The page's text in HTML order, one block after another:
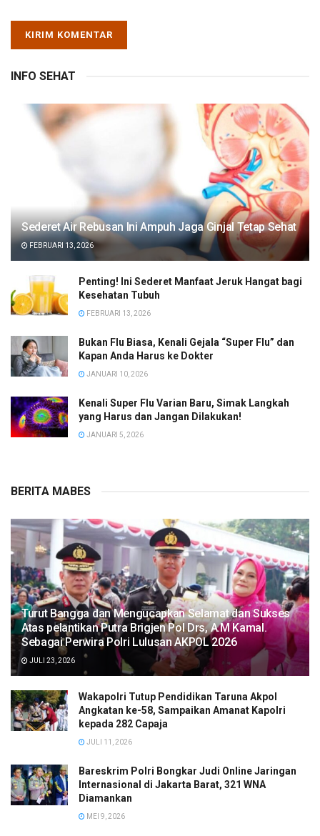
INFO SEHAT
Sederet Air Rebusan Ini Ampuh Jaga Ginjal Tetap Sehat
FEBRUARI 13, 2026
Penting! Ini Sederet Manfaat Jeruk Hangat bagi
Kesehatan Tubuh
FEBRUARI 13, 2026
Bukan Flu Biasa, Kenali Gejala “Super Flu” dan
Kapan Anda Harus ke Dokter
JANUARI 10, 2026
Kenali Super Flu Varian Baru, Simak Langkah
yang Harus dan Jangan Dilakukan!
JANUARI 5, 2026
BERITA MABES
Turut Bangga dan Mengucapkan Selamat dan Sukses
Atas pelantikan Putra Brigjen Pol Drs, A.M Kamal.
Sebagai Perwira Polri Lulusan AKPOL 2026
JULI 23, 2026
Wakapolri Tutup Pendidikan Taruna Akpol
Angkatan ke-58, Sampaikan Amanat Kapolri
kepada 282 Capaja
JULI 11, 2026
Bareskrim Polri Bongkar Judi Online Jaringan
Internasional di Jakarta Barat, 321 WNA
Diamankan
MEI 9, 2026